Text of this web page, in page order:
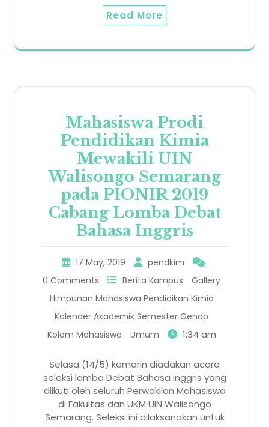
Read More
Mahasiswa Prodi
Pendidikan Kimia
Mewakili UIN
Walisongo Semarang
pada PIONIR 2019
Cabang Lomba Debat
Bahasa Inggris
17 May, 2019
pendkim
0 Comments
Berita Kampus
Gallery
Himpunan Mahasiswa Pendidikan Kimia
Kalender Akademik Semester Genap
Kolom Mahasiswa
Umum 1:34 am
Selasa (14/5) kemarin diadakan acara
seleksi lomba Debat Bahasa Inggris yang
diikuti oleh seluruh Perwakilan Mahasiswa
di Fakultas dan UKM UIN Walisongo
Semarang. Seleksi ini dilaksanakan untuk